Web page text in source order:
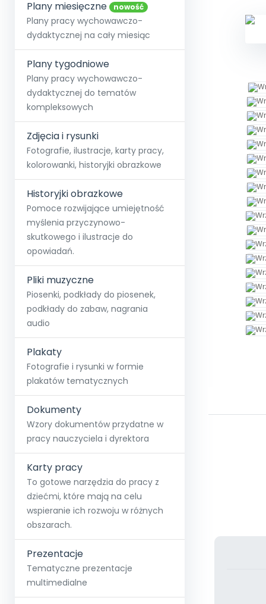
Społeczność
+48 12 631 04 10
kontakt@blizejprzedszkola.pl
O miesięczniku
Strona główna
Strefy,
O Akademii
Akademia
Poznaj pakiet MAX
Testuj przez 7 dni Pełen
Wszystkie projekty
Skontaktuj się
Dodaj wpis
Plany miesięczne nowość
Plany pracy wychowawczo-
dydaktycznej na cały miesiąc
Plany tygodniowe
Plany pracy wychowawczo-
dydaktycznej do tematów
kompleksowych
Zdjęcia i rysunki
Fotografie, ilustracje, karty pracy,
kolorowanki, historyjki obrazkowe
Historyjki obrazkowe
Pomoce rozwijające umiejętność
myślenia przyczynowo-
skutkowego i ilustracje do
opowiadań.
Pliki muzyczne
Piosenki, podkłady do piosenek,
podkłady do zabaw, nagrania
audio
Plakaty
Fotografie i rysunki w formie
plakatów tematycznych
Dokumenty
Wzory dokumentów przydatne w
pracy nauczyciela i dyrektora
Karty pracy
To gotowe narzędzia do pracy z
dziećmi, które mają na celu
wspieranie ich rozwoju w różnych
obszarach.
Prezentacje
Tematyczne prezentacje
multimedialne